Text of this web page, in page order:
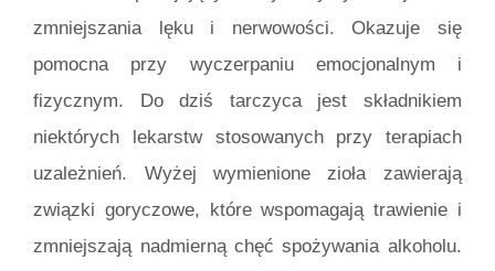
zmniejszania lęku i nerwowości. Okazuje się
pomocna przy wyczerpaniu emocjonalnym i
fizycznym. Do dziś tarczyca jest składnikiem
niektórych lekarstw stosowanych przy terapiach
uzależnień. Wyżej wymienione zioła zawierają
związki goryczowe, które wspomagają trawienie i
zmniejszają nadmierną chęć spożywania alkoholu.